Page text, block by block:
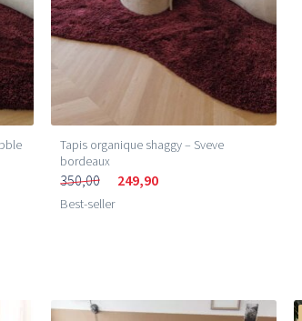
Tapis organique shaggy – Sveve
bordeaux
350,00 249,90
Best-seller